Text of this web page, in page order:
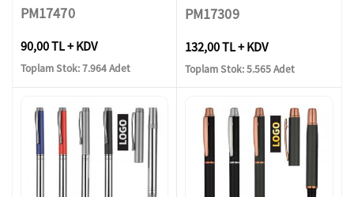
PM17470
90,00 TL + KDV
Toplam Stok: 7.964 Adet
PM17309
132,00 TL + KDV
Toplam Stok: 5.565 Adet